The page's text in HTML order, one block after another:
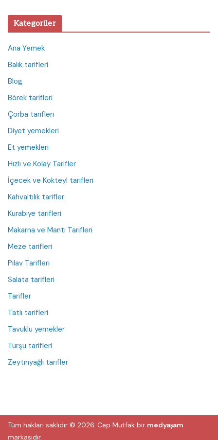
Kategoriler
Ana Yemek
Balık tarifleri
Blog
Börek tarifleri
Çorba tarifleri
Diyet yemekleri
Et yemekleri
Hızlı ve Kolay Tarifler
İçecek ve Kokteyl tarifleri
Kahvaltılık tarifler
Kurabiye tarifleri
Makarna ve Mantı Tarifleri
Meze tarifleri
Pilav Tarifleri
Salata tarifleri
Tarifler
Tatlı tarifleri
Tavuklu yemekler
Turşu tarifleri
Zeytinyağlı tarifler
Tüm hakları saklıdır © 2026. Cep Mutfak bir medyaşam
markasıdır.